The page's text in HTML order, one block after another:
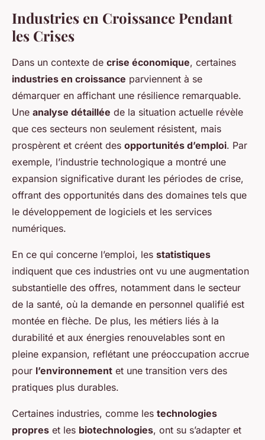
Industries en Croissance Pendant
les Crises
Dans un contexte de crise économique, certaines
industries en croissance parviennent à se
démarquer en affichant une résilience remarquable.
Une analyse détaillée de la situation actuelle révèle
que ces secteurs non seulement résistent, mais
prospèrent et créent des opportunités d’emploi. Par
exemple, l’industrie technologique a montré une
expansion significative durant les périodes de crise,
offrant des opportunités dans des domaines tels que
le développement de logiciels et les services
numériques.
En ce qui concerne l’emploi, les statistiques
indiquent que ces industries ont vu une augmentation
substantielle des offres, notamment dans le secteur
de la santé, où la demande en personnel qualifié est
montée en flèche. De plus, les métiers liés à la
durabilité et aux énergies renouvelables sont en
pleine expansion, reflétant une préoccupation accrue
pour l’environnement et une transition vers des
pratiques plus durables.
Certaines industries, comme les technologies
propres et les biotechnologies, ont su s’adapter et